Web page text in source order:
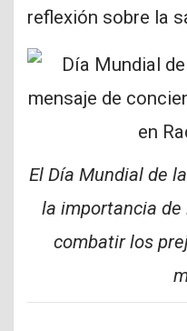
reflexión sobre la
El Día Mundial de
la importancia de
combatir los